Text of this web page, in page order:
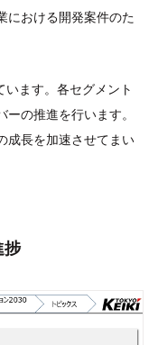
における開発案件のた
ます。各セグメント
の推進を行います。
成長を加速させてまい
捗